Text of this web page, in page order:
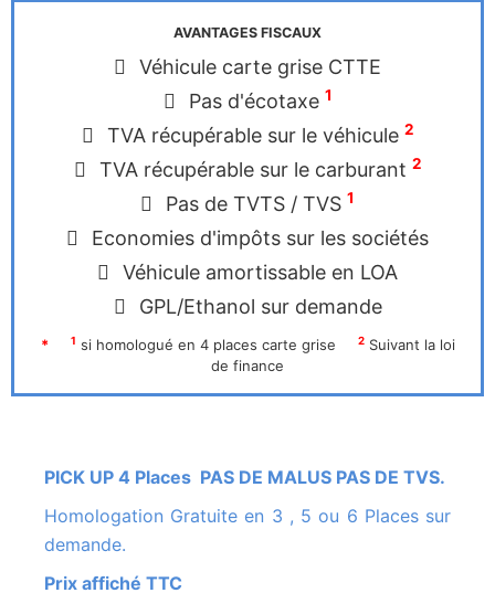
AVANTAGES FISCAUX
Véhicule carte grise CTTE
Pas d'écotaxe 1
TVA récupérable sur le véhicule 2
TVA récupérable sur le carburant 2
Pas de TVTS / TVS 1
Economies d'impôts sur les sociétés
Véhicule amortissable en LOA
GPL/Ethanol sur demande
* 1 si homologué en 4 places carte grise 2 Suivant la loi
de finance
PICK UP 4 Places PAS DE MALUS PAS DE TVS.
Homologation Gratuite en 3 , 5 ou 6 Places sur
demande.
Prix affiché TTC